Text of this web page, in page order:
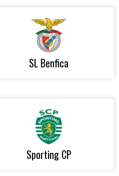
SL Benfica
Sporting CP